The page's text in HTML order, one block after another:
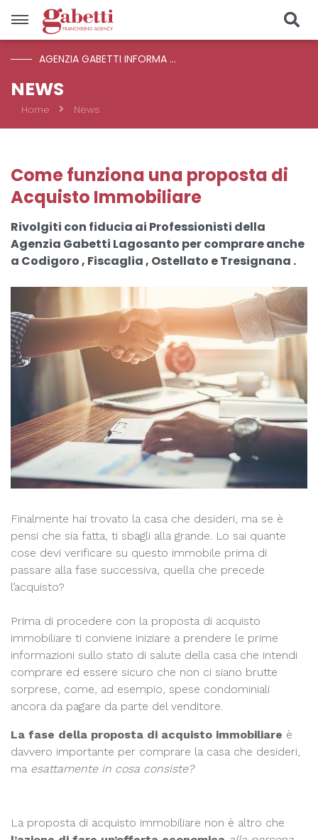
Tipologia
CERCA
AGENZIA GABETTI INFORMA ...
NEWS
Home News
Come funziona una proposta di
Acquisto Immobiliare
Rivolgiti con fiducia ai Professionisti della
Agenzia Gabetti Lagosanto per comprare anche
a Codigoro , Fiscaglia , Ostellato e Tresignana .
Finalmente hai trovato la casa che desideri, ma se è
pensi che sia fatta, ti sbagli alla grande. Lo sai quante
cose devi verificare su questo immobile prima di
passare alla fase successiva, quella che precede
l’acquisto?
Prima di procedere con la proposta di acquisto
immobiliare ti conviene iniziare a prendere le prime
informazioni sullo stato di salute della casa che intendi
comprare ed essere sicuro che non ci siano brutte
sorprese, come, ad esempio, spese condominiali
ancora da pagare da parte del venditore.
La fase della proposta di acquisto immobiliare è
davvero importante per comprare la casa che desideri,
ma esattamente in cosa consiste?
La proposta di acquisto immobiliare non è altro che